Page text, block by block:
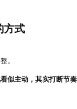
方式
。
似主动，其实打断节奏